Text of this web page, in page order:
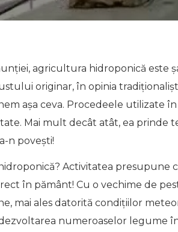
agricultura hidroponică este
originar, în opinia
așa ceva. Procedeele utilizate
Mai mult decât atât, ea prinde
n povești!
Activitatea presupune
în pământ! Cu o vechime de
mai ales datorită condițiilor
numeroaselor legume